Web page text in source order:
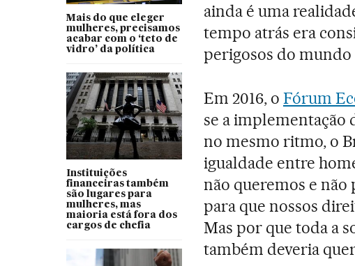
Mais do que eleger
mulheres, precisamos
acabar com o ‘teto de
vidro’ da política
Instituições
financeiras também
são lugares para
mulheres, mas
maioria está fora dos
cargos de chefia
ainda é uma
tempo atrás era
perigosos do mundo
Em 2016, o Fórum
se a implementação
no mesmo ritmo, o
igualdade entre
não queremos e
para que nossos
Mas por que toda a
também deveria